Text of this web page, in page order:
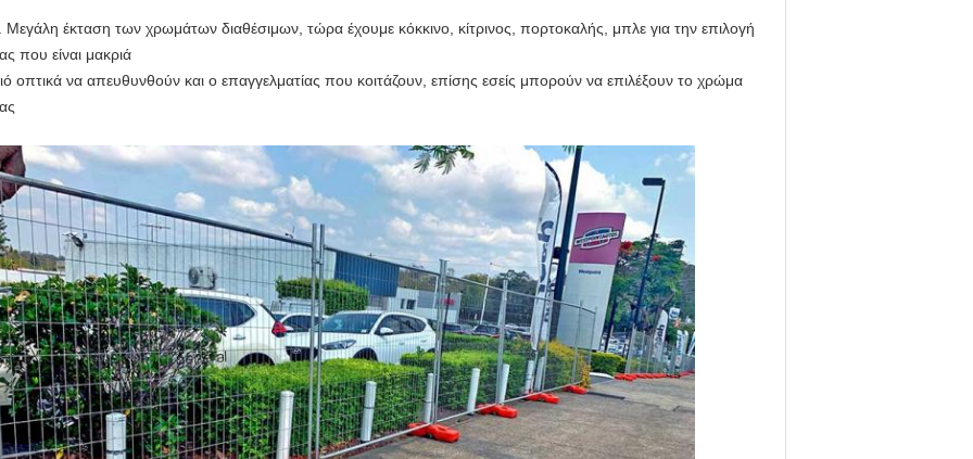
Μεγάλη έκταση των χρωμάτων διαθέσιμων, τώρα έχουμε κόκκινο, κίτρινος, πορτοκαλής, μπλε για την επιλογή
που είναι μακριά
οπτικά να απευθυνθούν και ο επαγγελματίας που κοιτάζουν, επίσης εσείς μπορούν να επιλέξουν το χρώμα